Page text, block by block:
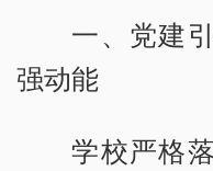
一、党建
强动能
学校严格